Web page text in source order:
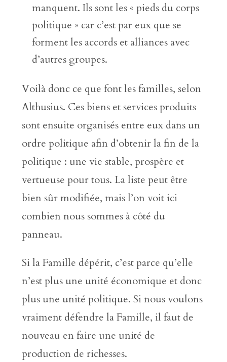
manquent. Ils sont les « pieds du corps
politique » car c’est par eux que se
forment les accords et alliances avec
d’autres groupes.
Voilà donc ce que font les familles, selon
Althusius. Ces biens et services produits
sont ensuite organisés entre eux dans un
ordre politique afin d’obtenir la fin de la
politique : une vie stable, prospère et
vertueuse pour tous. La liste peut être
bien sûr modifiée, mais l’on voit ici
combien nous sommes à côté du
panneau.
Si la Famille dépérit, c’est parce qu’elle
n’est plus une unité économique et donc
plus une unité politique. Si nous voulons
vraiment défendre la Famille, il faut de
nouveau en faire une unité de
production de richesses.